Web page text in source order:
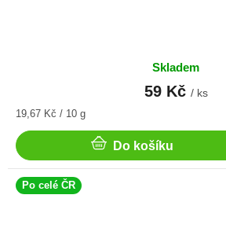
Skladem
59 Kč / ks
Měrná
19,67 Kč / 10 g
Do košíku
Po celé ČR